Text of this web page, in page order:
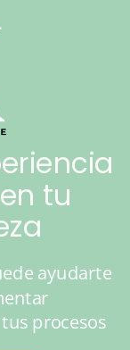
tu
ayudarte
procesos